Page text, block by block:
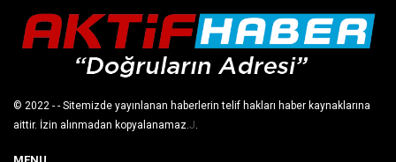
© 2022 - - Sitemizde yayınlanan haberlerin telif hakları haber kaynaklarına
aittir. İzin alınmadan kopyalanamaz.J.